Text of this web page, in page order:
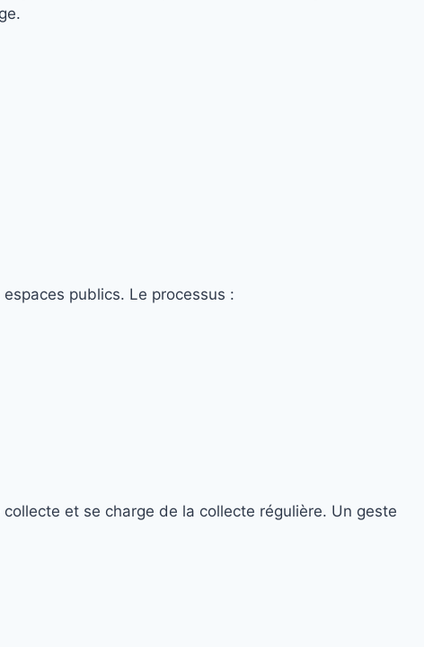
publics. Le processus :
et se charge de la collecte régulière. Un geste